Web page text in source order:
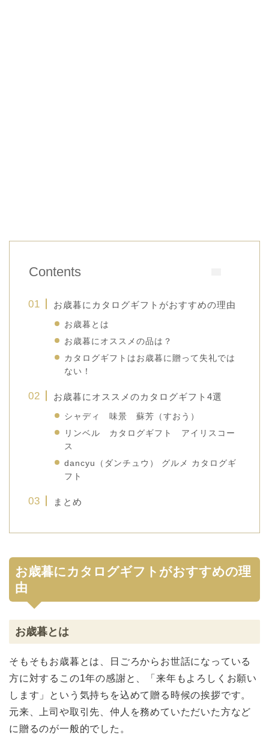
Contents
お歳暮にカタログギフトがおすすめの理由
お歳暮とは
お歳暮にオススメの品は？
カタログギフトはお歳暮に贈って失礼では
ない！
お歳暮にオススメのカタログギフト4選
シャディ 味景 蘇芳（すおう）
リンベル カタログギフト アイリスコー
ス
dancyu（ダンチュウ） グルメ カタログギ
フト
まとめ
お歳暮にカタログギフトがおすすめの理
由
お歳暮とは
そもそもお歳暮とは、日ごろからお世話になっている
方に対するこの1年の感謝と、「来年もよろしくお願い
します」という気持ちを込めて贈る時候の挨拶です。
元来、上司や取引先、仲人を務めていただいた方など
に贈るのが一般的でした。